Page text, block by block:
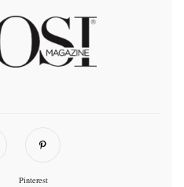
Pinterest